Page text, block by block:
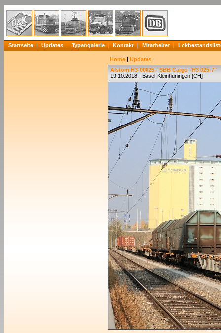
Startseite Updates Typengalerie Kontakt Mitarbeiter
Home | Updates
Alstom H3-00025 - SBB Cargo "H3 025-7"
19.10.2018 - Basel-Kleinhüningen [CH]